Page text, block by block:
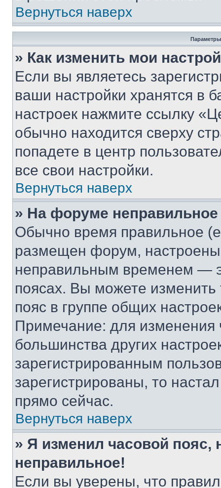
Вернуться наверх
Параметры
» Как изменить мои
Если вы являетесь
ваши настройки хранятся в
настроек нажмите ссылку
обычно находится сверху
попадете в центр
все свои настройки.
Вернуться наверх
» На форуме
Обычно время правильное
размещен форум, настроены
неправильным временем —
поясах. Вы можете изменить
пояс в группе общих
Примечание: для изменения
большинства других
зарегистрированным
зарегистрированы, то
прямо сейчас.
Вернуться наверх
» Я изменил часовой пояс,
неправильное!
Если вы уверены, что